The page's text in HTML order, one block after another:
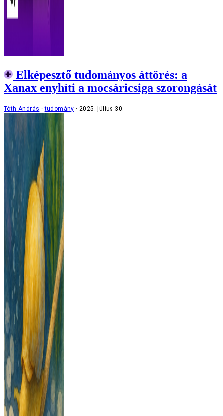
Elképesztő tudományos áttörés: a
Xanax enyhíti a mocsáricsiga szorongását
Tóth András tudomány 2025. július 30.